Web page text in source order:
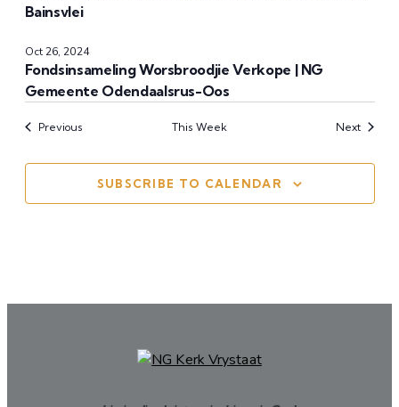
Bainsvlei
Oct 26, 2024
Fondsinsameling Worsbroodjie Verkope | NG
Gemeente Odendaalsrus-Oos
Previous This Week Next
SUBSCRIBE TO CALENDAR